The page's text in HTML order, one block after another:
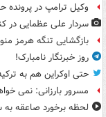
وکیل ترامپ در
سردار علی عظمایی در
بازگشایی تنگه هرمز
روز خبرنگار نامبارک!
حتی اوکراین هم به
مسرور بارزانی: نمی
لحظه برخورد صاعقه به